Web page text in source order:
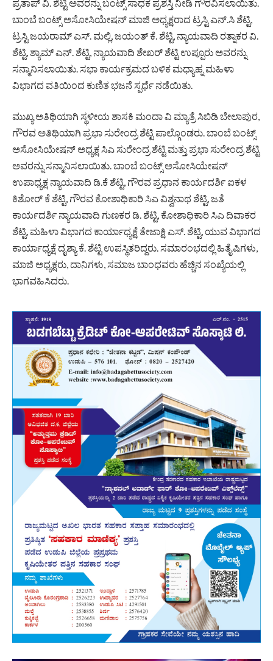
ಪ್ರತಾಪ್ ವಿ. ಶೆಟ್ಟಿ ಅವರನ್ನು ಬಂಟ್ಸ್ ಸಾಧಕ ಪ್ರಶಸ್ತಿ ನೀಡಿ ಗೌರವಿಸಲಾಯಿತು.
ಬಾಂಬೆ ಬಂಟ್ಸ್ ಅಸೋಸಿಯೇಷನ್ ಮಾಜಿ ಅಧ್ಯಕ್ಷರಾದ ಟ್ರಸ್ಟಿ ಎನ್.ಸಿ ಶೆಟ್ಟಿ,
ಟ್ರಸ್ಟಿ ಜಯರಾಮ್ ಎಸ್. ಮಲ್ಲಿ, ಜಯಂತ್ ಕೆ. ಶೆಟ್ಟಿ, ನ್ಯಾಯವಾದಿ ರತ್ನಾಕರ ವಿ.
ಶೆಟ್ಟಿ, ಶ್ಯಾಮ್ ಎನ್. ಶೆಟ್ಟಿ, ನ್ಯಾಯವಾದಿ ಶೇಖರ್ ಶೆಟ್ಟಿ ಉಪ್ಪೂರು ಅವರನ್ನು
ಸನ್ಮಾನಿಸಲಾಯಿತು. ಸಭಾ ಕಾರ್ಯಕ್ರಮದ ಬಳಿಕ ಮಧ್ಯಾಹ್ನ ಮಹಿಳಾ
ವಿಭಾಗದ ವತಿಯಿಂದ ಕುಣಿತ ಭಜನೆ ಸ್ಪರ್ಧೆ ನಡೆಯಿತು.
ಮುಖ್ಯ ಅತಿಥಿಯಾಗಿ ಸ್ಥಳೀಯ ಶಾಸಕಿ ಮಂದಾ ವಿ ಮ್ಯಾತ್ರೆ ಸಿಬಿಡಿ ಬೇಲಾಪುರ,
ಗೌರವ ಅತಿಥಿಯಾಗಿ ಪ್ರಭಾ ಸುರೇಂದ್ರ ಶೆಟ್ಟಿ ಪಾಲ್ಗೊಂಡರು. ಬಾಂಬೆ ಬಂಟ್ಸ್
ಅಸೋಸಿಯೇಷನ್ ಅಧ್ಯಕ್ಷ ಸಿಎ ಸುರೇಂದ್ರ ಶೆಟ್ಟಿ ಮತ್ತು ಪ್ರಭಾ ಸುರೇಂದ್ರ ಶೆಟ್ಟಿ
ಅವರನ್ನು ಸನ್ಮಾನಿಸಲಾಯಿತು. ಬಾಂಬೆ ಬಂಟ್ಸ್ ಅಸೋಸಿಯೇಷನ್
ಉಪಾಧ್ಯಕ್ಷ ನ್ಯಾಯವಾದಿ ಡಿ.ಕೆ ಶೆಟ್ಟಿ, ಗೌರವ ಪ್ರಧಾನ ಕಾರ್ಯದರ್ಶಿ ಐಕಳ
ಕಿಶೋರ್ ಕೆ ಶೆಟ್ಟಿ, ಗೌರವ ಕೋಶಾಧಿಕಾರಿ ಸಿಎ ವಿಶ್ವನಾಥ ಶೆಟ್ಟಿ, ಜತೆ
ಕಾರ್ಯದರ್ಶಿ ನ್ಯಾಯವಾದಿ ಗುಣಕರ ಡಿ. ಶೆಟ್ಟಿ, ಕೋಶಾಧಿಕಾರಿ ಸಿಎ ದಿವಾಕರ
ಶೆಟ್ಟಿ, ಮಹಿಳಾ ವಿಭಾಗದ ಕಾರ್ಯಾಧ್ಯಕ್ಷೆ ತೇಜಾಕ್ಷಿ ಎಸ್. ಶೆಟ್ಟಿ, ಯುವ ವಿಭಾಗದ
ಕಾರ್ಯಾಧ್ಯಕ್ಷೆ ದೃಶ್ಯಾ ಕೆ. ಶೆಟ್ಟಿ ಉಪಸ್ಥಿತರಿದ್ದರು. ಸಮಾರಂಭದಲ್ಲಿ ಹಿತೈಷಿಗಳು,
ಮಾಜಿ ಅಧ್ಯಕ್ಷರು, ದಾನಿಗಳು, ಸಮಾಜ ಬಾಂಧವರು ಹೆಚ್ಚಿನ ಸಂಖ್ಯೆಯಲ್ಲಿ
ಭಾಗವಹಿಸಿದರು.